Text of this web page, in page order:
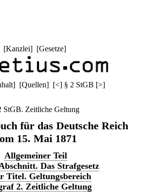
[Kanzlei] [Gesetze]
] [Quellen] [<] § 2 StGB [>]
StGB. Zeitliche Geltung
für das Deutsche Reich
15. Mai 1871
Allgemeiner Teil
Das Strafgesetz
Titel. Geltungsbereich
2. Zeitliche Geltung